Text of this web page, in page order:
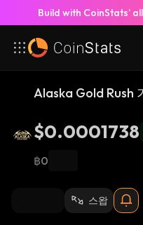
Build with CoinStats’
Alaska Gold Rush
$0.0001738
฿0
스왑